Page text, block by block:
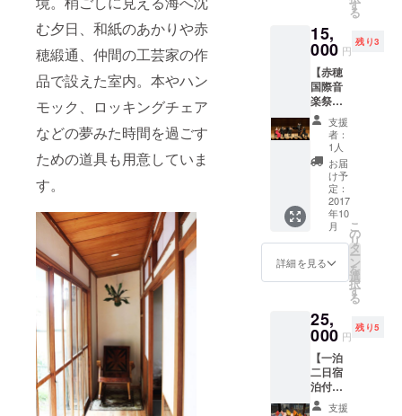
む夕日、和紙のあかりや赤
穂緞通、仲間の工芸家の作
品で設えた室内。本やハン
モック、ロッキングチェア
などの夢みた時間を過ごす
ための道具も用意していま
す。
券 500
円×２枚
限２０
１８年
１２月
３１日
※竹や森
の植物
をどう
ぞお持
ち帰り
くださ
い。
泊概要
は別途
支援者
にお知
らせし
ます。
＋ ・お
礼のポ
スト
カード
と灯台
が丘探
検地図
＋ ・森
の庭入
場チ
ケット
券 500
※有効期
限２０
１２月
３１日
※竹や森
の植物
す
る
15,
000 円
残り3
【赤穂
国際音
楽祭入
場付き
当日宿
泊券】
・赤穂
国際音
楽祭入
場チ
ケット2
枚 ＋ ・
森の家
宿泊券2
人まで
※カップ
女性の
み ＜開
催概要
＞ ・
10/7､
8,10､11
日それ
支援
者：
1人
お届
け予
定：
2017
年10
月
詳細を見る
こ
の
リ
タ
ー
ン
を
選
択
す
る
25,
000 円
残り5
【一泊
二日宿
泊付き
本気の
支援